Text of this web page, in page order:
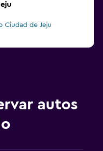
Ciudad de Jeju
autos